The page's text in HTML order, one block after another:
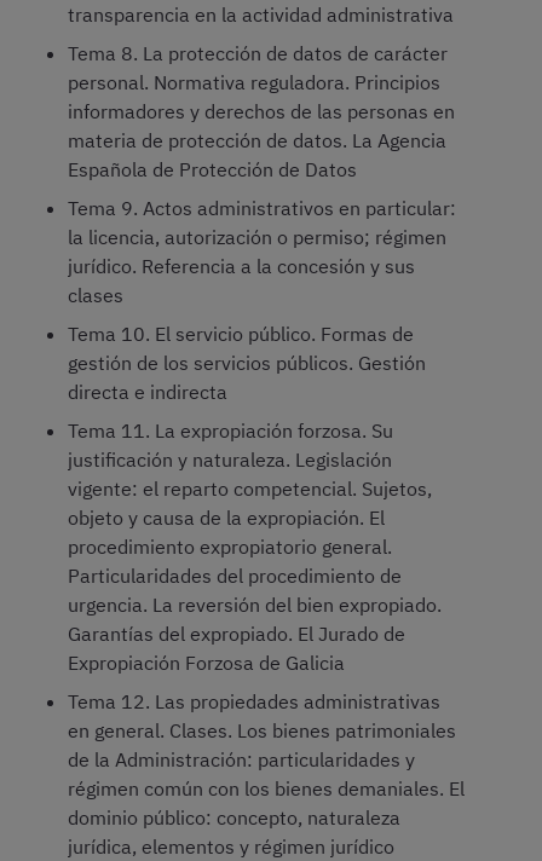
transparencia en la actividad administrativa
Tema 8. La protección de datos de carácter
personal. Normativa reguladora. Principios
informadores y derechos de las personas en
materia de protección de datos. La Agencia
Española de Protección de Datos
Tema 9. Actos administrativos en particular:
la licencia, autorización o permiso; régimen
jurídico. Referencia a la concesión y sus
clases
Tema 10. El servicio público. Formas de
gestión de los servicios públicos. Gestión
directa e indirecta
Tema 11. La expropiación forzosa. Su
justificación y naturaleza. Legislación
vigente: el reparto competencial. Sujetos,
objeto y causa de la expropiación. El
procedimiento expropiatorio general.
Particularidades del procedimiento de
urgencia. La reversión del bien expropiado.
Garantías del expropiado. El Jurado de
Expropiación Forzosa de Galicia
Tema 12. Las propiedades administrativas
en general. Clases. Los bienes patrimoniales
de la Administración: particularidades y
régimen común con los bienes demaniales. El
dominio público: concepto, naturaleza
jurídica, elementos y régimen jurídico